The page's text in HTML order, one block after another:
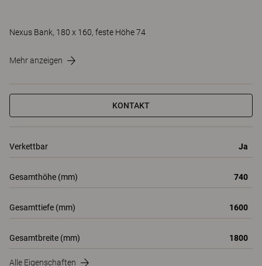
Nexus Bank, 180 x 160, feste Höhe 74
Mehr anzeigen
KONTAKT
Verkettbar Ja
Gesamthöhe (mm) 740
Gesamttiefe (mm) 1600
Gesamtbreite (mm) 1800
Alle Eigenschaften